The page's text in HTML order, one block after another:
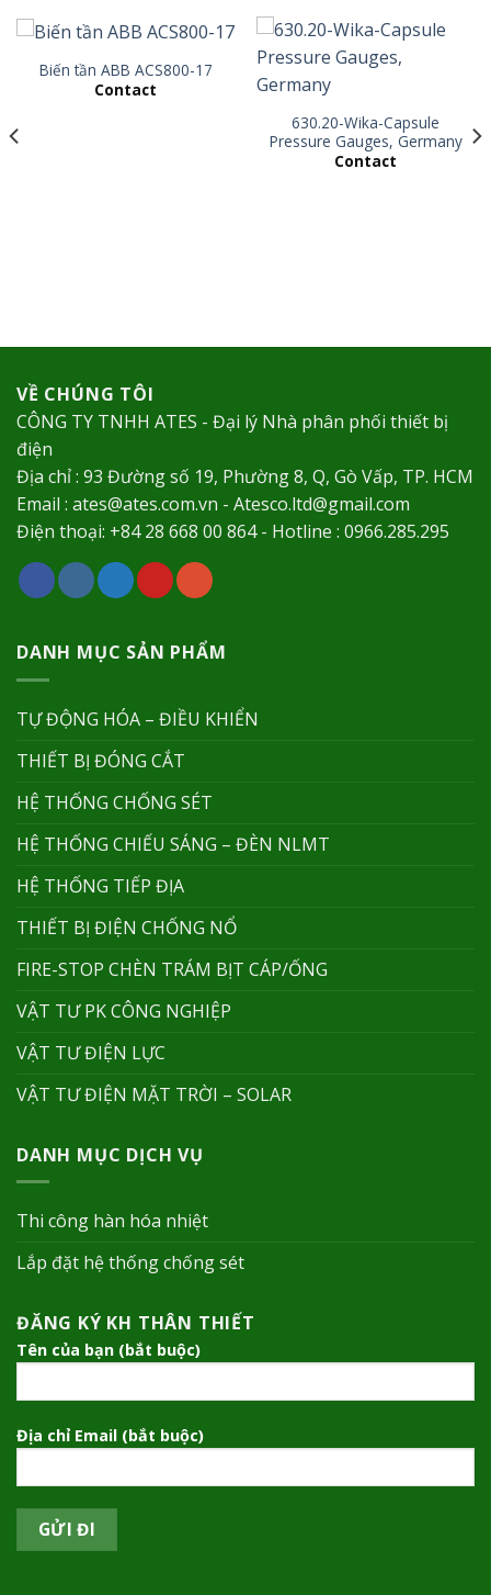
Biến tần ABB ACS800-17
Contact
630.20-Wika-Capsule
Pressure Gauges, Germany
Contact
VỀ CHÚNG TÔI
CÔNG TY TNHH ATES - Đại lý Nhà phân phối thiết bị
điện
Địa chỉ : 93 Đường số 19, Phường 8, Q, Gò Vấp, TP. HCM
Email : ates@ates.com.vn - Atesco.ltd@gmail.com
Điện thoại: +84 28 668 00 864 - Hotline : 0966.285.295
DANH MỤC SẢN PHẨM
TỰ ĐỘNG HÓA – ĐIỀU KHIỂN
THIẾT BỊ ĐÓNG CẮT
HỆ THỐNG CHỐNG SÉT
HỆ THỐNG CHIẾU SÁNG – ĐÈN NLMT
HỆ THỐNG TIẾP ĐỊA
THIẾT BỊ ĐIỆN CHỐNG NỔ
FIRE-STOP CHÈN TRÁM BỊT CÁP/ỐNG
VẬT TƯ PK CÔNG NGHIỆP
VẬT TƯ ĐIỆN LỰC
VẬT TƯ ĐIỆN MẶT TRỜI – SOLAR
DANH MỤC DỊCH VỤ
Thi công hàn hóa nhiệt
Lắp đặt hệ thống chống sét
ĐĂNG KÝ KH THÂN THIẾT
Tên của bạn (bắt buộc)
Địa chỉ Email (bắt buộc)